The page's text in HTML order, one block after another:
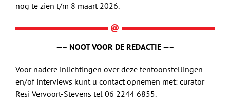
nog te zien t/m 8 maart 2026.
—– NOOT VOOR DE REDACTIE —–
Voor nadere inlichtingen over deze tentoonstellingen
en/of interviews kunt u contact opnemen met: curator
Resi Vervoort-Stevens tel 06 2244 6855.